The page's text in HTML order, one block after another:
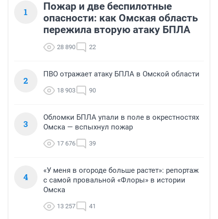
1
Пожар и две беспилотные
опасности: как Омская область
пережила вторую атаку БПЛА
28 890 22
2
ПВО отражает атаку БПЛА в Омской области
18 903 90
3
Обломки БПЛА упали в поле в окрестностях
Омска — вспыхнул пожар
17 676 39
4
«У меня в огороде больше растет»: репортаж
с самой провальной «Флоры» в истории
Омска
13 257 41